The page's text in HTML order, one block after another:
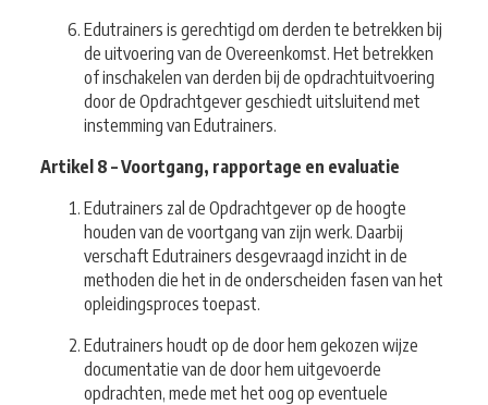
Edutrainers is gerechtigd om derden te betrekken bij
de uitvoering van de Overeenkomst. Het betrekken
of inschakelen van derden bij de opdrachtuitvoering
door de Opdrachtgever geschiedt uitsluitend met
instemming van Edutrainers.
Artikel 8 – Voortgang, rapportage en evaluatie
Edutrainers zal de Opdrachtgever op de hoogte
houden van de voortgang van zijn werk. Daarbij
verschaft Edutrainers desgevraagd inzicht in de
methoden die het in de onderscheiden fasen van het
opleidingsproces toepast.
Edutrainers houdt op de door hem gekozen wijze
documentatie van de door hem uitgevoerde
opdrachten, mede met het oog op eventuele